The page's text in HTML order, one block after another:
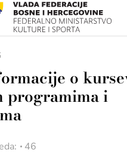
o
programima i
46